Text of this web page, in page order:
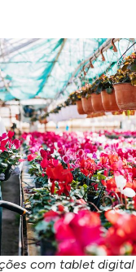
com tablet digital